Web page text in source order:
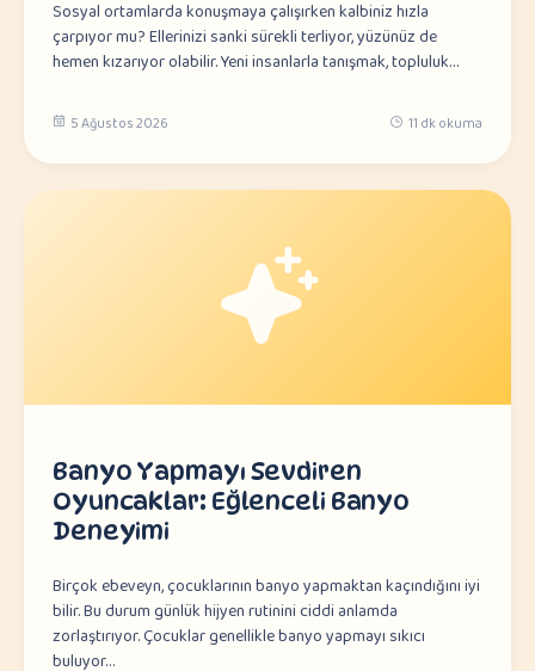
Sosyal ortamlarda konuşmaya çalışırken kalbiniz hızla
çarpıyor mu? Ellerinizi sanki sürekli terliyor, yüzünüz de
hemen kızarıyor olabilir. Yeni insanlarla tanışmak, topluluk…
5 Ağustos 2026 11 dk okuma
Banyo Yapmayı Sevdiren
Oyuncaklar: Eğlenceli Banyo
Deneyimi
Birçok ebeveyn, çocuklarının banyo yapmaktan kaçındığını iyi
bilir. Bu durum günlük hijyen rutinini ciddi anlamda
zorlaştırıyor. Çocuklar genellikle banyo yapmayı sıkıcı
buluyor…